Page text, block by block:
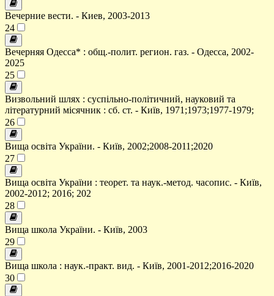
Вечерние вести. - Киев, 2003-2013
24
Вечерняя Одесса* : общ.-полит. регион. газ. - Одесса, 2002-
2025
25
Визвольний шлях : суспільно-політичний, науковий та
літературний місячник : сб. ст. - Київ, 1971;1973;1977-1979;
26
Вища освіта України. - Київ, 2002;2008-2011;2020
27
Вища освіта України : теорет. та наук.-метод. часопис. - Київ,
2002-2012; 2016; 202
28
Вища школа України. - Київ, 2003
29
Вища школа : наук.-практ. вид. - Київ, 2001-2012;2016-2020
30